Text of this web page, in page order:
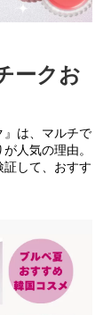
ークお
』は、マルチで
人気の理由。
して、おすす